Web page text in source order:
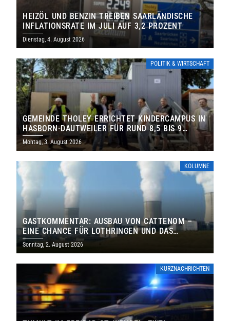
HEIZÖL UND BENZIN TREIBEN SAARLÄNDISCHE
INFLATIONSRATE IM JULI AUF 3,2 PROZENT
Dienstag, 4. August 2026
POLITIK & WIRTSCHAFT
GEMEINDE THOLEY ERRICHTET KINDERCAMPUS IN
HASBORN-DAUTWEILER FÜR RUND 8,5 BIS 9
MILLIONEN EURO
Montag, 3. August 2026
KOLUMNE
GASTKOMMENTAR: AUSBAU VON CATTENOM –
EINE CHANCE FÜR LOTHRINGEN UND DAS
SAARLAND
Sonntag, 2. August 2026
KURZNACHRICHTEN